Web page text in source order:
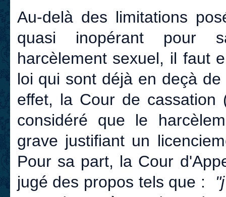
Au-delà des limitations
quasi inopérant pour
harcèlement sexuel, il faut
loi qui sont déjà en deçà
effet, la Cour de cassation
considéré que le
grave justifiant un
Pour sa part, la Cour
jugé des propos tels que :